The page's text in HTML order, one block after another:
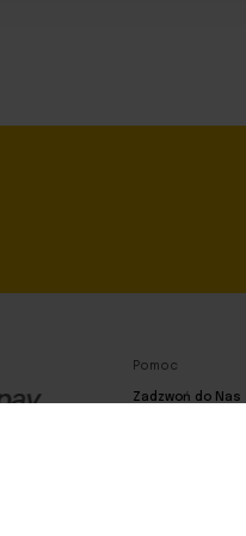
Pomoc
Zadzwoń do Nas